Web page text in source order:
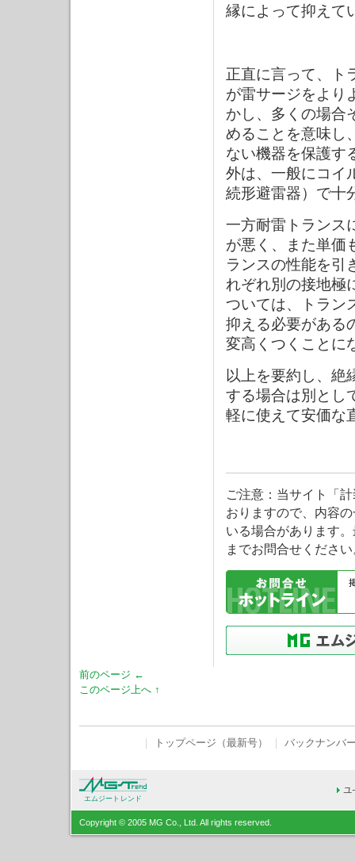
縁によって抑えて
正直に言って、ト
が雷サージをより
かし、多くの場合
めることを意味し
ない機器を保護す
外は、一般にコイ
続形避雷器）で十
一方耐雷トランス
が悪く、また単価
ランスの性能を引
れぞれ別の接地極
ついては、トラン
抑える必要がある
変高くつくことに
以上を要約し、絶
する場合は別とし
軽に使えて安価な
ご注意：当サイト「
おりますので、内容
いる場合があります
までお問合せくださ
前のページ ←
このページ上へ ↑
トップページ（最新号） バックナンバ
エムジートレンド
Copyright © 2005 MG Co., Ltd. All rights reserved.